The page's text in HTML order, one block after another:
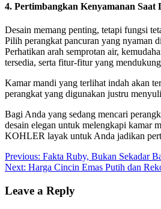
4. Pertimbangkan Kenyamanan Saat
Desain memang penting, tetapi fungsi
Pilih perangkat pancuran yang nyaman
Perhatikan arah semprotan air,
tersedia, serta fitur-fitur yang
Kamar mandi yang terlihat indah akan
perangkat yang digunakan justru
Bagi Anda yang sedang mencari
desain elegan untuk melengkapi kamar
KOHLER layak untuk Anda jadikan
Post
navigation
Previous: Fakta Ruby, Bukan Sekadar
Next: Harga Cincin Emas Putih dan
Leave a Reply